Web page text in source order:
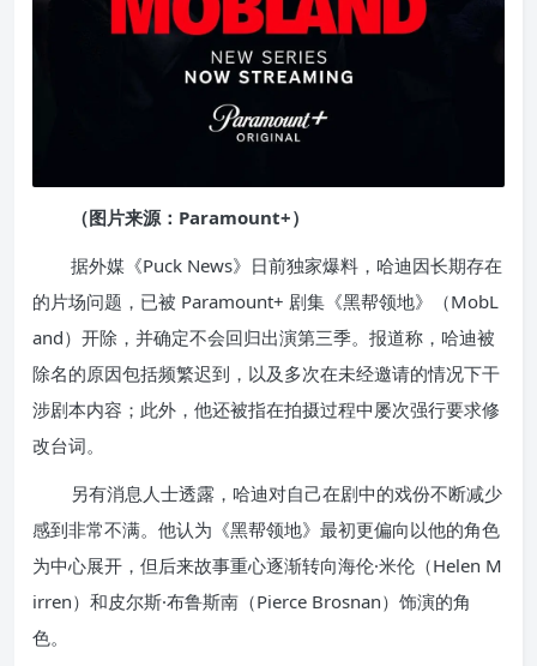
（图片来源：Paramount+）
据外媒《Puck News》日前独家爆料，哈迪因长期存在
的片场问题，已被 Paramount+ 剧集《黑帮领地》（MobL
and）开除，并确定不会回归出演第三季。报道称，哈迪被
除名的原因包括频繁迟到，以及多次在未经邀请的情况下干
涉剧本内容；此外，他还被指在拍摄过程中屡次强行要求修
改台词。
另有消息人士透露，哈迪对自己在剧中的戏份不断减少
感到非常不满。他认为《黑帮领地》最初更偏向以他的角色
为中心展开，但后来故事重心逐渐转向海伦·米伦（Helen M
irren）和皮尔斯·布鲁斯南（Pierce Brosnan）饰演的角
色。